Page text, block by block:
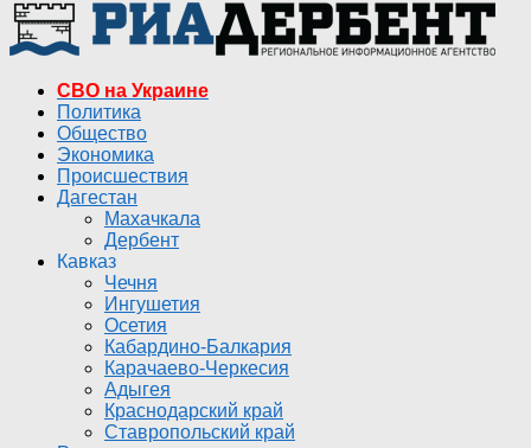
СВО на Украине
Политика
Общество
Экономика
Происшествия
Дагестан
Махачкала
Дербент
Кавказ
Чечня
Ингушетия
Осетия
Кабардино-Балкария
Карачаево-Черкесия
Адыгея
Краснодарский край
Ставропольский край